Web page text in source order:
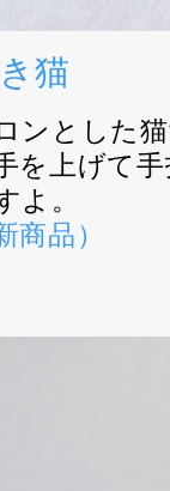
猫
ンとした
を上げて
よ。
商品）